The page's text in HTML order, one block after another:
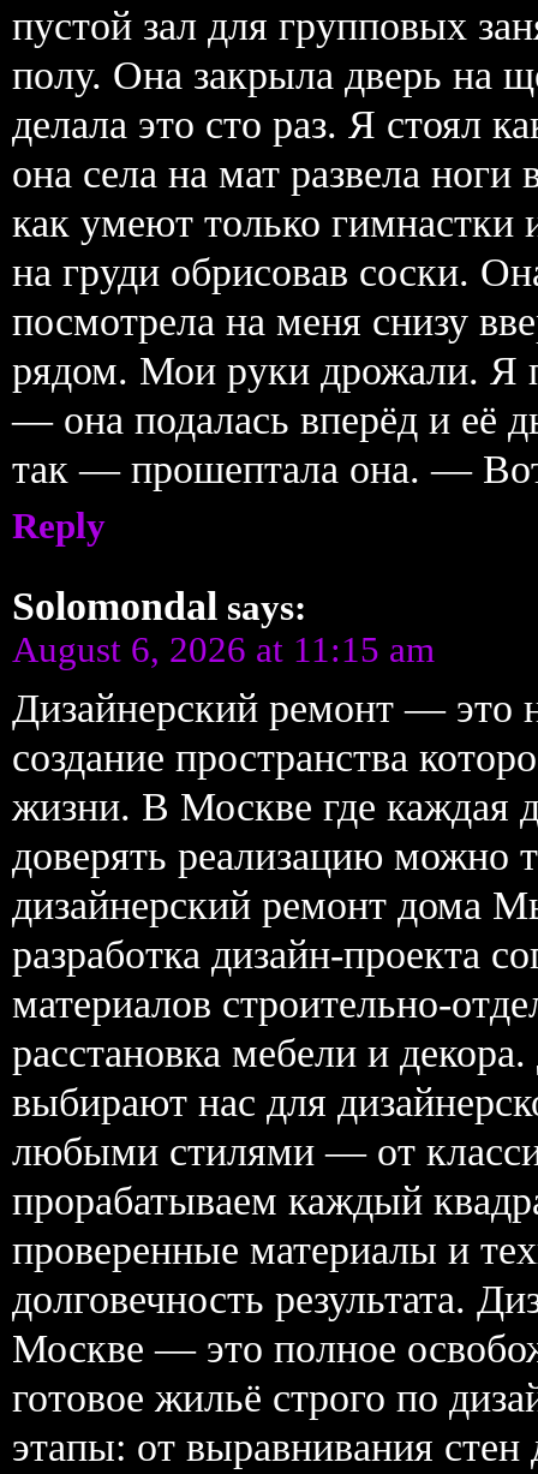
пустой зал для групповых
полу. Она закрыла дверь на
делала это сто раз. Я стоял
она села на мат развела
как умеют только
на груди обрисовав соски.
посмотрела на меня снизу
рядом. Мои руки дрожали. Я
— она подалась вперёд и её
так — прошептала она. —
Reply
Solomondal says:
August 6, 2026 at 11:15 am
Дизайнерский ремонт — это
создание пространства
жизни. В Москве где каждая
доверять реализацию можно
дизайнерский ремонт дома
разработка дизайн-проекта
материалов строительно-
расстановка мебели и
выбирают нас для
любыми стилями — от
прорабатываем каждый
проверенные материалы и
долговечность результата.
Москве — это полное
готовое жильё строго по
этапы: от выравнивания